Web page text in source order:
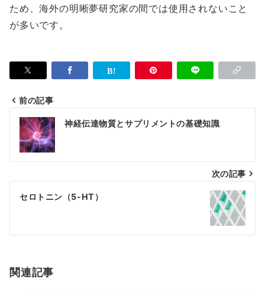
ため、海外の明晰夢研究家の間では使用されないこと
が多いです。
投
稿
ナ
ビ
ゲ
シ
ン
前の記事
神経伝達物質とサプリメントの基礎知識
次の記事
セロトニン（5-HT）
関連記事